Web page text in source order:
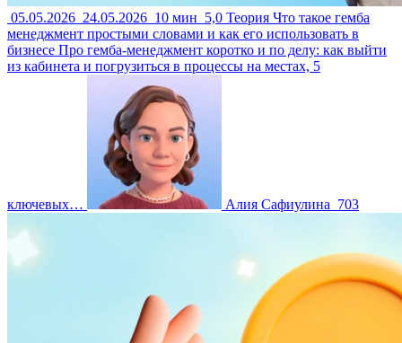
05.05.2026 24.05.2026 10 мин 5,0 Теория Что такое гемба
менеджмент простыми словами и как его использовать в
бизнесе Про гемба-менеджмент коротко и по делу: как выйти
из кабинета и погрузиться в процессы на местах, 5
ключевых… Алия Сафиулина 703